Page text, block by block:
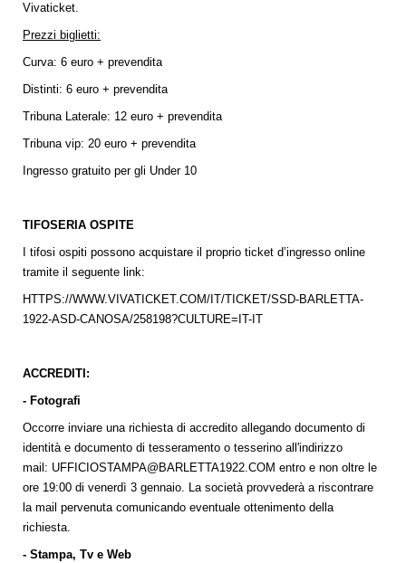
Vivaticket.
Prezzi biglietti:
Curva: 6 euro + prevendita
Distinti: 6 euro + prevendita
Tribuna Laterale: 12 euro + prevendita
Tribuna vip: 20 euro + prevendita
Ingresso gratuito per gli Under 10
TIFOSERIA OSPITE
I tifosi ospiti possono acquistare il proprio ticket d’ingresso online
tramite il seguente link:
HTTPS://WWW.VIVATICKET.COM/IT/TICKET/SSD-BARLETTA-
1922-ASD-CANOSA/258198?CULTURE=IT-IT
ACCREDITI:
- Fotografi
Occorre inviare una richiesta di accredito allegando documento di
identità e documento di tesseramento o tesserino all'indirizzo
mail: UFFICIOSTAMPA@BARLETTA1922.COM entro e non oltre le
ore 19:00 di venerdì 3 gennaio. La società provvederà a riscontrare
la mail pervenuta comunicando eventuale ottenimento della
richiesta.
- Stampa, Tv e Web